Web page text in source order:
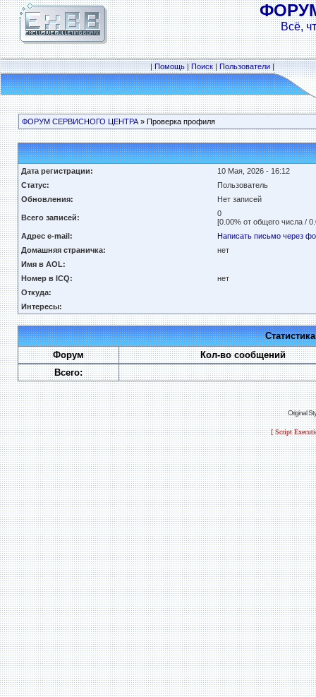
Всё,
|Помощь|Поиск|Пользователи|
ФОРУМ СЕРВИСНОГО ЦЕНТРА» Проверка профиля
Дата регистрации:
10 Мая, 2026 - 16:12
Статус:
Пользователь
Обновления:
Нет записей
Всего записей:
0
[0.00% от общего числа /
Адрес e-mail:
Написать письмо через
Домашняя страничка:
нет
Имя в AOL:
Номер в ICQ:
нет
Откуда:
Интересы:
Форум
Кол-во сообщений
Всего:
Original
[ Script